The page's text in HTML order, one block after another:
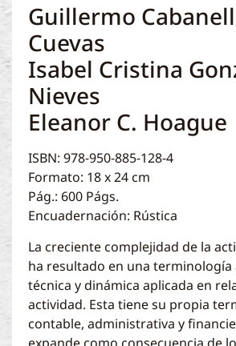
Guillermo
Cuevas
Isabel Cristina
Nieves
Eleanor C. Hoague
ISBN: 978-950-885-128-4
Formato: 18 x 24 cm
Pág.: 600 Págs.
Encuadernación: Rústica
La creciente complejidad de la
ha resultado en una
técnica y dinámica aplicada en
actividad. Esta tiene su propia
contable, administrativa y